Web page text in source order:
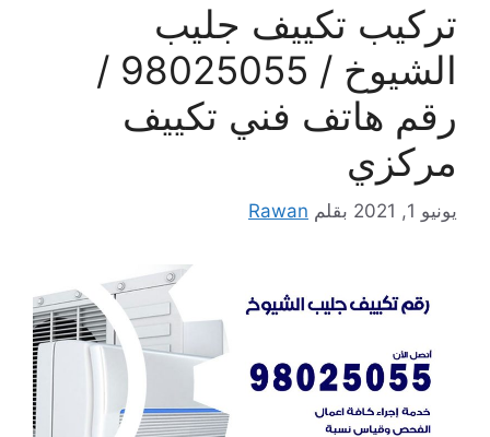
تركيب تكييف جليب
الشيوخ / 98025055 /
رقم هاتف فني تكييف
مركزي
يونيو 1, 2021 بقلم Rawan